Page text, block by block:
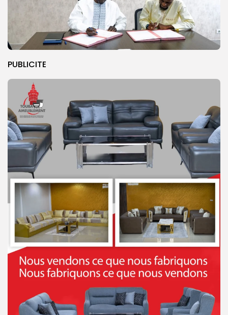
PUBLICITE